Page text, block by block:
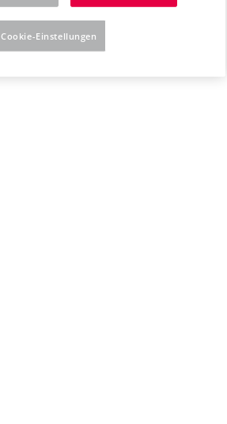
Cookie-Einstellungen